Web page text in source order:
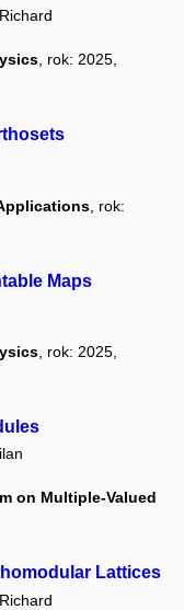
, rok: 2025,
, rok:
Maps
, rok: 2025,
on Multiple-Valued
Lattices